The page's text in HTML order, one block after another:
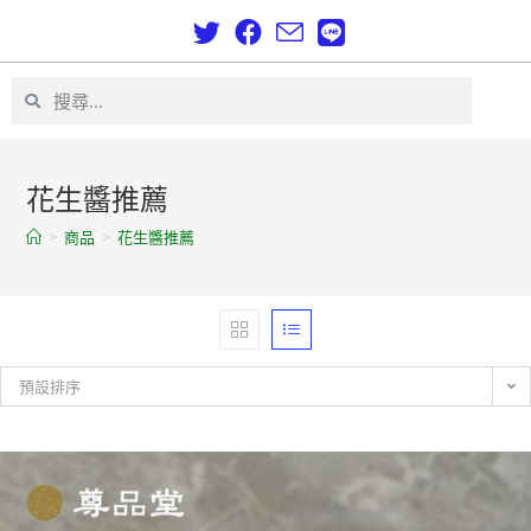
花生醬推薦
> 商品 > 花生醬推薦
預設排序